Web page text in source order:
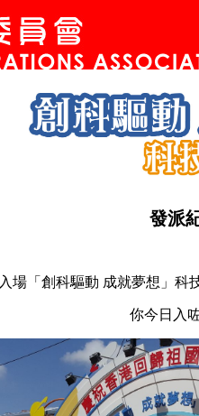
發派
入場「創科驅動 成就夢想」科
你今日入